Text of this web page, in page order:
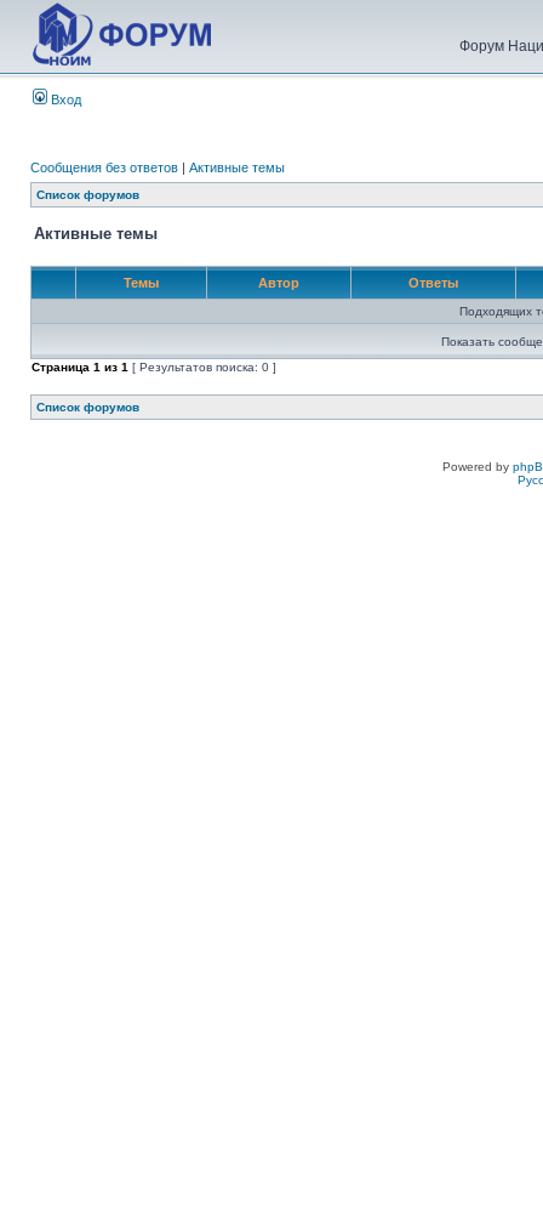
Форум
Вход
Сообщения без ответов | Активные темы
Список форумов
Активные темы
Темы Автор Ответы
Подходящих
Показать
Страница 1 из 1 [ Результатов поиска: 0 ]
Список форумов
Powered by